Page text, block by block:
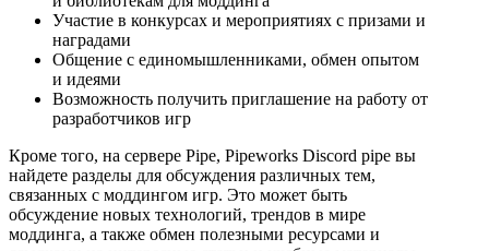
Участие в конкурсах и мероприятиях с призами и
наградами
Общение с единомышленниками, обмен опытом
и идеями
Возможность получить приглашение на работу от
разработчиков игр
Кроме того, на сервере Pipe, Pipeworks Discord pipe вы
найдете разделы для обсуждения различных тем,
связанных с моддингом игр. Это может быть
обсуждение новых технологий, трендов в мире
моддинга, а также обмен полезными ресурсами и